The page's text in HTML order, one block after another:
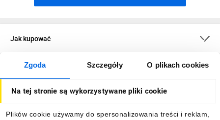
Zgoda Szczegóły O plikach cookies
Na tej stronie są wykorzystywane pliki cookie
Plików cookie używamy do spersonalizowania treści i reklam,
Jak kupować
O firmie